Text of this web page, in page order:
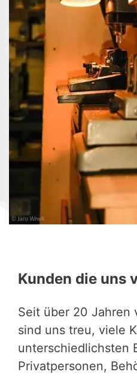
Kunden die uns
Seit über 20 Jahren
sind uns treu, viele
unterschiedlichsten
Privatpersonen,